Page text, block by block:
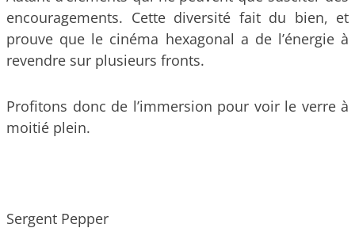
encouragements. Cette diversité fait du bien, et
prouve que le cinéma hexagonal a de l’énergie à
revendre sur plusieurs fronts.
Profitons donc de l’immersion pour voir le verre à
moitié plein.
Sergent Pepper